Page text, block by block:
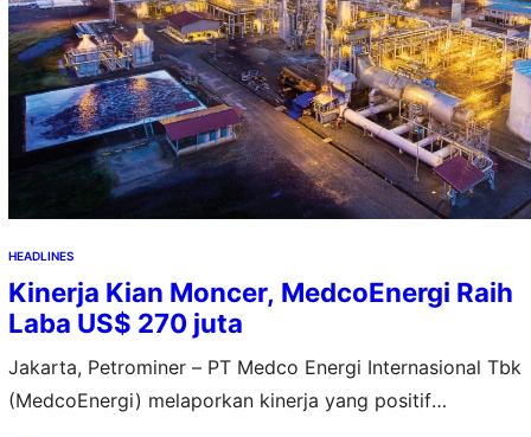
HEADLINES
Kinerja Kian Moncer, MedcoEnergi Raih
Laba US$ 270 juta
Jakarta, Petrominer – PT Medco Energi Internasional Tbk
(MedcoEnergi) melaporkan kinerja yang positif